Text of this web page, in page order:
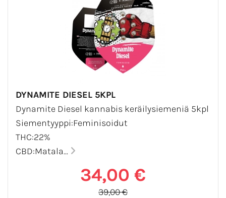
DYNAMITE DIESEL 5KPL
Dynamite Diesel kannabis keräilysiemeniä 5kpl
Siementyyppi:Feminisoidut
THC:22%
CBD:Matala...
34,00 €
39,00 €